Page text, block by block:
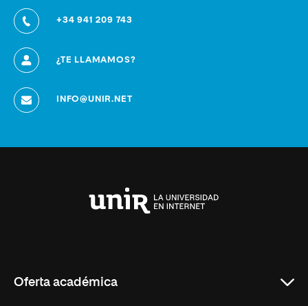
+34 941 209 743
¿TE LLAMAMOS?
INFO@UNIR.NET
Oferta académica